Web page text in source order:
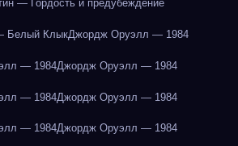
— Гордость и предубеждение
Белый КлыкДжордж Оруэлл — 1984
— 1984Джордж Оруэлл — 1984
— 1984Джордж Оруэлл — 1984
— 1984Джордж Оруэлл — 1984